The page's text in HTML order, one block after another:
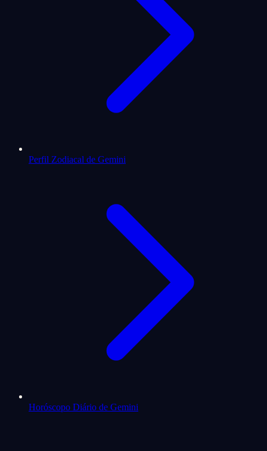
Perfil Zodiacal de Gemini
Horóscopo Diário de Gemini